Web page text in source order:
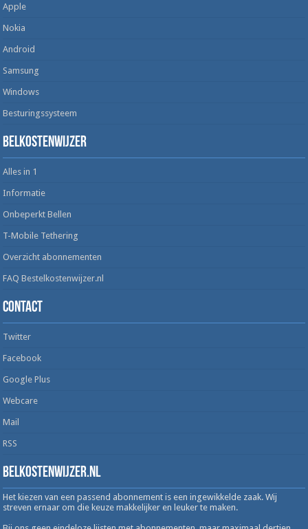
Apple
Nokia
Android
Samsung
Windows
Besturingssysteem
Belkostenwijzer
Alles in 1
Informatie
Onbeperkt Bellen
T-Mobile Tethering
Overzicht abonnementen
FAQ Bestelkostenwijzer.nl
Contact
Twitter
Facebook
Google Plus
Webcare
Mail
RSS
Belkostenwijzer.nl
Het kiezen van een passend abonnement is een ingewikkelde zaak. Wij
streven ernaar om die keuze makkelijker en leuker te maken.